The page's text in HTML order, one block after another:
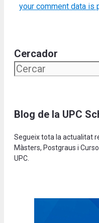
your comment data is
Cercador
Blog de la UPC
Segueix tota la actualitat
Màsters, Postgraus i
UPC.